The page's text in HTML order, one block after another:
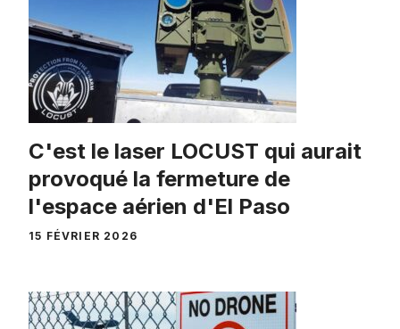
C'est le laser LOCUST qui aurait
provoqué la fermeture de
l'espace aérien d'El Paso
15 FÉVRIER 2026